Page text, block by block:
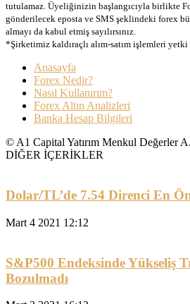
tutulamaz. Üyeliğinizin başlangıcıyla birlikte
gönderilecek eposta ve SMS şeklindeki forex
almayı da kabul etmiş sayılırsınız.
*Şirketimiz kaldıraçlı alım-satım işlemleri
Anasayfa
Forex Nedir?
Nasıl Kullanırım?
Forex Altın Analizleri
Banka Hesap Bilgileri
© A1 Capital Yatırım Menkul Değerler
DİĞER İÇERİKLER
Dolar/TL’de 7.54 Direnci En
Mart 4 2021 12:12
S&P500 Endeksinde Yükseliş
Bozulmadı